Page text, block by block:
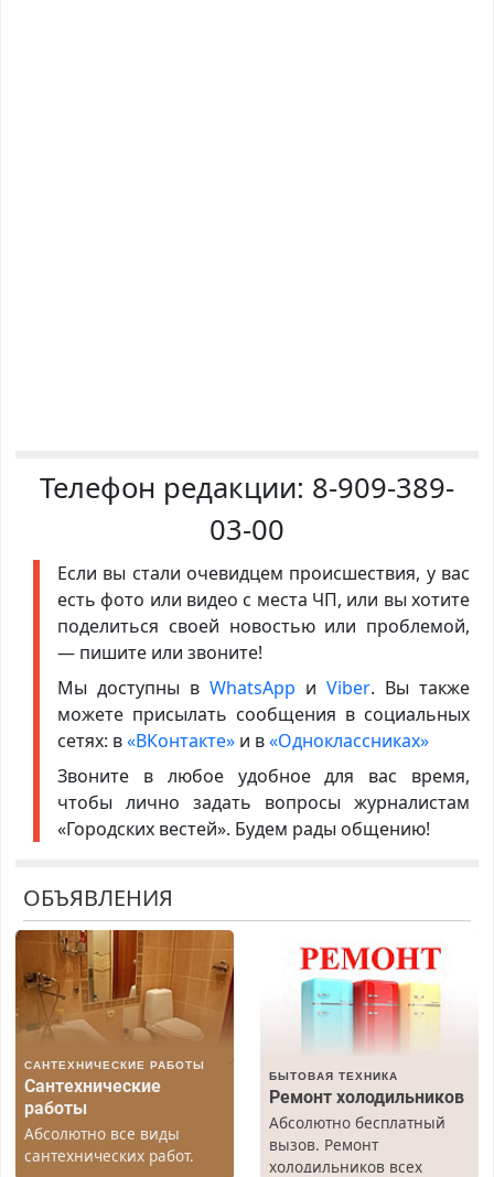
Телефон редакции: 8-909-389-
03-00
Если вы стали очевидцем происшествия, у вас
есть фото или видео с места ЧП, или вы хотите
поделиться своей новостью или проблемой,
— пишите или звоните!
Мы доступны в WhatsApp иViber. Вы также
можете присылать сообщения в социальных
сетях: в«ВКонтакте»и в«Одноклассниках»
Звоните в любое удобное для вас время,
чтобы лично задать вопросы журналистам
«Городских вестей». Будем рады общению!
ОБЪЯВЛЕНИЯ
САНТЕХНИЧЕСКИЕ РАБОТЫ
Сантехнические
работы
Абсолютно все виды
сантехнических работ.
БЫТОВАЯ ТЕХНИКА
Ремонт холодильников
Абсолютно бесплатный
вызов. Ремонт
холодильников всех